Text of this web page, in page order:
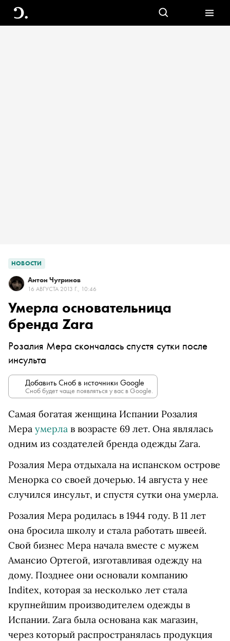
НОВОСТИ
Антон Чугринов
16 АВГУСТА 2013 Г., 10:46
Умерла основательница
бренда Zara
Розалия Мера скончалась спустя сутки после
инсульта
Добавить Сноб в источники Google
Сноб будет чаще появляться у вас в Google.
Самая богатая женщина Испании Розалия
Мера умерла в возрасте 69 лет. Она являлась
одним из создателей бренда одежды Zara.
Розалия Мера отдыхала на испанском острове
Менорка со своей дочерью. 14 августа у нее
случился инсульт, и спустя сутки она умерла.
Розалия Мера родилась в 1944 году. В 11 лет
она бросила школу и стала работать швеей.
Свой бизнес Мера начала вместе с мужем
Амансио Ортегой, изготавливая одежду на
дому. Позднее они основали компанию
Inditex, которая за несколько лет стала
крупнейшим производителем одежды в
Испании. Zara была основана как магазин,
через который распространялась продукция